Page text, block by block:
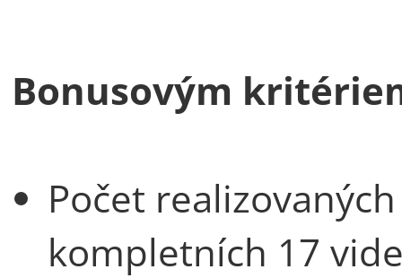
Bonusovým
Počet
kompletních 17